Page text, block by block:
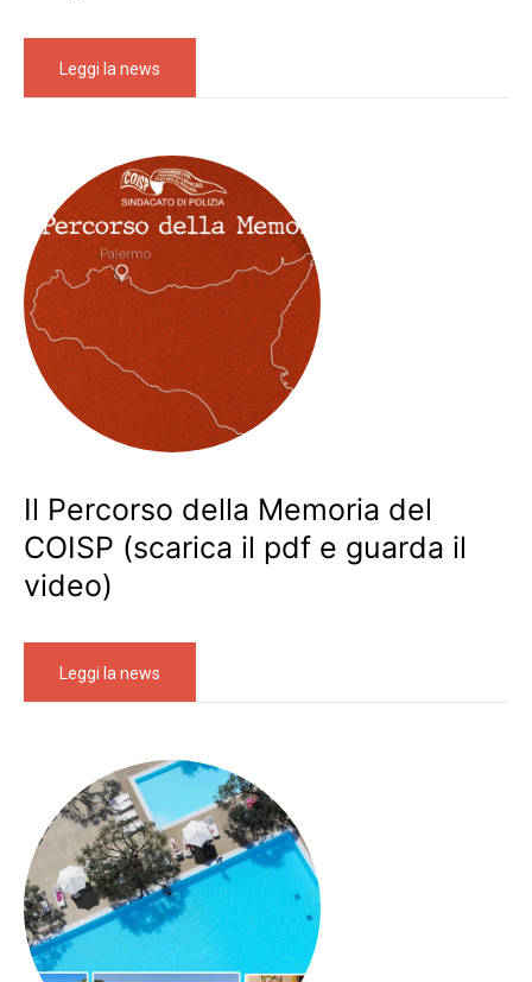
Leggi la news
Il Percorso della Memoria del
COISP (scarica il pdf e guarda il
video)
Leggi la news